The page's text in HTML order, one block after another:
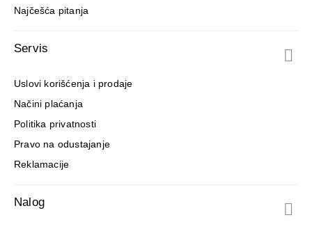
Najčešća pitanja
Servis
Uslovi korišćenja i prodaje
Načini plaćanja
Politika privatnosti
Pravo na odustajanje
Reklamacije
Nalog